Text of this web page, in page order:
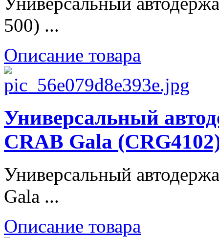
500) ...
Описание товара
Универсальный
CRAB Gala
Универсальный
Gala ...
Описание товара